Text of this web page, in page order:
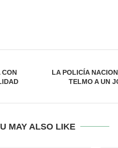
CON
LA POLICÍA
TELMO A UN
MAY ALSO LIKE